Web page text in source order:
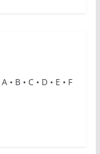
B • C • D • E • F